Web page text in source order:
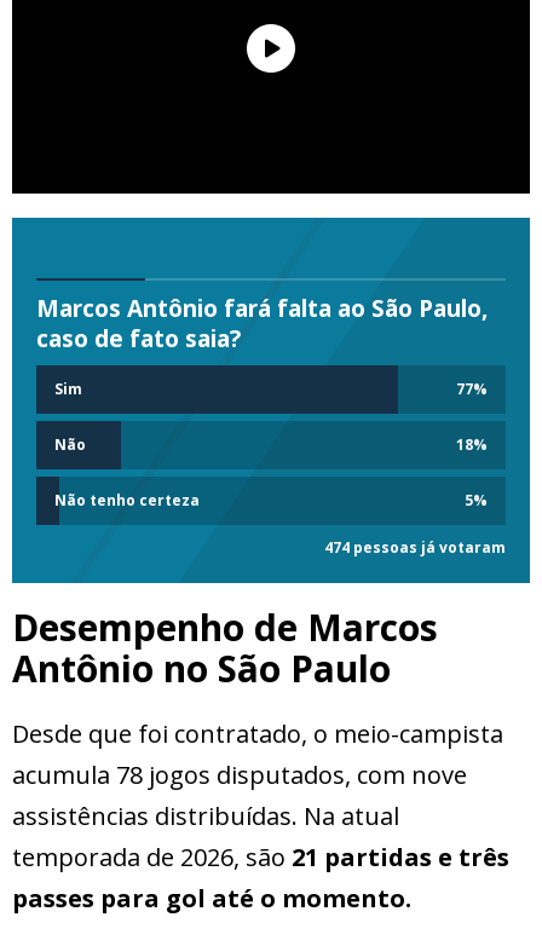
Marcos Antônio fará falta ao São Paulo,
caso de fato saia?
Sim 77%
Não 18%
Não tenho certeza 5%
474 pessoas já votaram
Desempenho de Marcos
Antônio no São Paulo
Desde que foi contratado, o meio-campista
acumula 78 jogos disputados, com nove
assistências distribuídas. Na atual
temporada de 2026, são 21 partidas e três
passes para gol até o momento.